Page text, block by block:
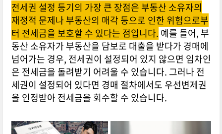
전세권 설정 등기의 가장 큰 장점은 부동산 소유자의
재정적 문제나 부동산의 매각 등으로 인한 위험으로부
터 전세금을 보호할 수 있다는 점입니다. 예를 들어, 부
동산 소유자가 부동산을 담보로 대출을 받다가 경매에
넘어가는 경우, 전세권이 설정되어 있지 않으면 임차인
은 전세금을 돌려받기 어려울 수 있습니다. 그러나 전
세권이 설정되어 있다면 경매 절차에서도 우선변제권
을 인정받아 전세금을 회수할 수 있습니다.